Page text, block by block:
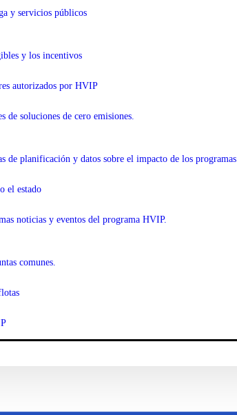
y servicios públicos
y los incentivos
autorizados por HVIP
de soluciones de cero emisiones.
de planificación y datos sobre el impacto de los programas
el estado
noticias y eventos del programa HVIP.
comunes.